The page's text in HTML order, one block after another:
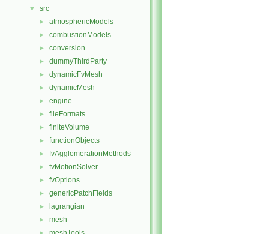
▼ src
► atmosphericModels
► combustionModels
► conversion
► dummyThirdParty
► dynamicFvMesh
► dynamicMesh
► engine
► fileFormats
► finiteVolume
► functionObjects
► fvAgglomerationMethods
► fvMotionSolver
► fvOptions
► genericPatchFields
► lagrangian
► mesh